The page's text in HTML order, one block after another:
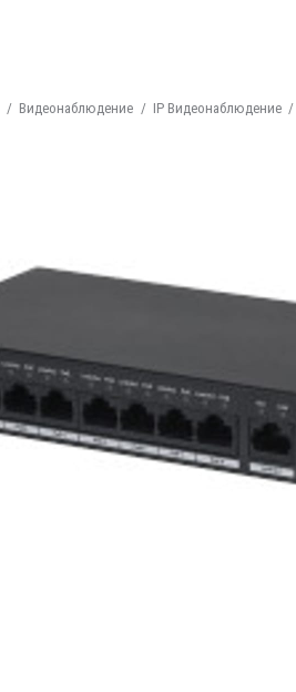
/ Видеонаблюдение / IP Видеонаблюдение